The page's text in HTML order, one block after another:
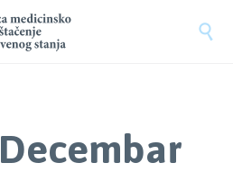

Decembar